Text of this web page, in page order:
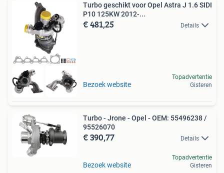
Turbo geschikt voor Opel Astra J 1.6 SIDI
P10 125KW 2012-...
€ 481,25 Details
Bezoek website
Topadvertentie
Gisteren
Turbo - Jrone - Opel - OEM: 55496238 /
95526070
€ 390,77 Details
Bezoek website
Topadvertentie
Gisteren